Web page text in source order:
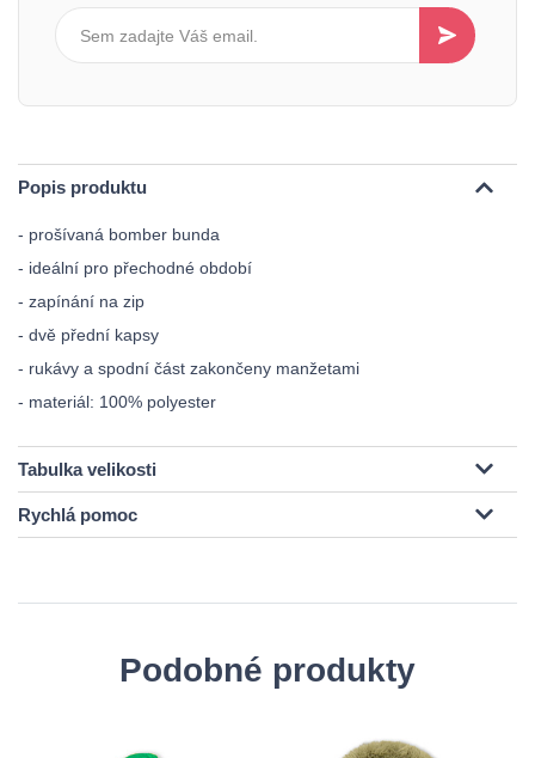
Popis produktu
- prošívaná bomber bunda
- ideální pro přechodné období
- zapínání na zip
- dvě přední kapsy
- rukávy a spodní část zakončeny manžetami
- materiál: 100% polyester
Tabulka velikosti
Rychlá pomoc
Podobné produkty